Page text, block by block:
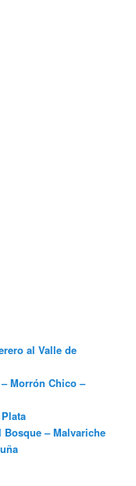
al Valle de
Morrón Chico –
Bosque – Malvariche